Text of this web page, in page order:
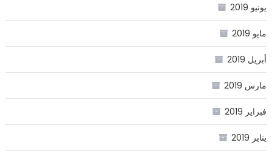
يونيو 2019
مايو 2019
أبريل 2019
مارس 2019
فبراير 2019
يناير 2019